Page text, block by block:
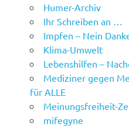
Humer-Archiv
Ihr Schreiben an …
Impfen – Nein
Klima-Umwelt
Lebenshilfen –
Mediziner gegen
für ALLE
Meinungsfreiheit-
mifegyne